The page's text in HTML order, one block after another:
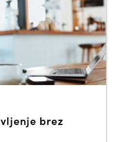
brez